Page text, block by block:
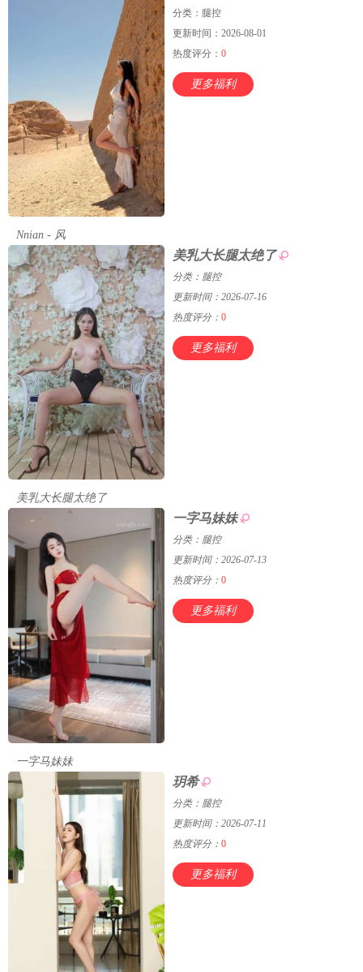
分类：腿控
更新时间：2026-08-01
热度评分：0
更多福利
Nnian - 风
美乳大长腿太绝了
分类：腿控
更新时间：2026-07-16
热度评分：0
更多福利
美乳大长腿太绝了
一字马妹妹
分类：腿控
更新时间：2026-07-13
热度评分：0
更多福利
一字马妹妹
玥希
分类：腿控
更新时间：2026-07-11
热度评分：0
更多福利